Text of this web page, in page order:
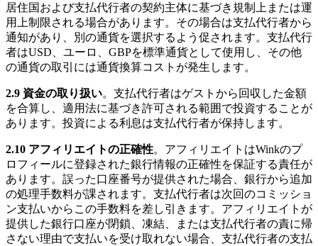
居住国および支払代行者の契約主体に基づき規制上または運
用上制限される場合があります。その場合は支払代行者から
通知があり、別の通貨を選択するよう促されます。支払代行
者はUSD、ユーロ、GBPを標準通貨として使用し、その他
の通貨の取引には通貨換算コストが発生します。
2.9 資金の取り扱い。支払代行者はゲストから回収した金額
を合算し、適用法に基づき許可される範囲で投資することが
あります。投資による利息は支払代行者が保持します。
2.10 アフィリエイトの正確性。アフィリエイトはWinkのプ
ロフィールに登録された銀行情報の正確性を保証する責任が
あります。誤った口座番号が提供された場合、銀行から追加
の処理手数料が課されます。支払代行者は次回のコミッショ
ン支払いからこの手数料を差し引きます。アフィリエイトが
提供した銀行口座が閉鎖、凍結、または支払代行者の責に帰
さない理由で支払いを受け取れない場合、支払代行者の支払